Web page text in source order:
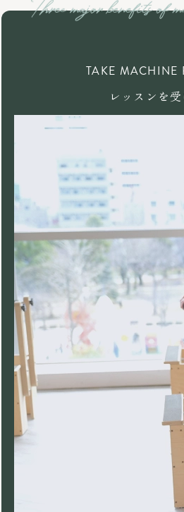
TAKE MACHINE
レッスンを受